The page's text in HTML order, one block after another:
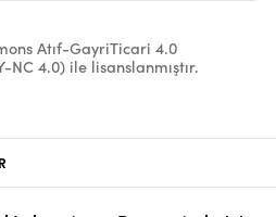
Atıf-GayriTicari 4.0
NC 4.0) ile lisanslanmıştır.